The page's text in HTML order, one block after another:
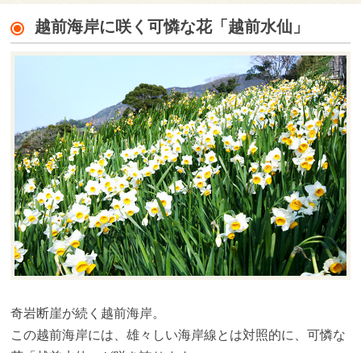
越前海岸に咲く可憐な花「越前水仙」
奇岩断崖が続く越前海岸。
この越前海岸には、雄々しい海岸線とは対照的に、可憐な